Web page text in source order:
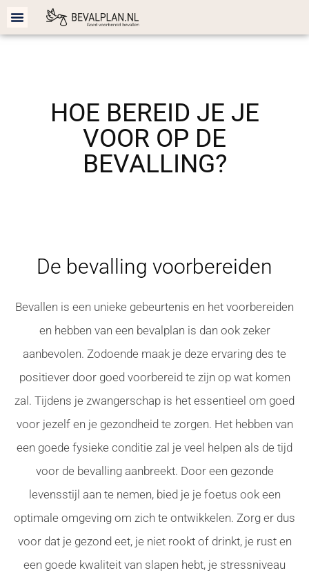
HOE BEREID JE JE
VOOR OP DE
BEVALLING?
De bevalling voorbereiden
Bevallen is een unieke gebeurtenis en het voorbereiden
en hebben van een bevalplan is dan ook zeker
aanbevolen. Zodoende maak je deze ervaring des te
positiever door goed voorbereid te zijn op wat komen
zal. Tijdens je zwangerschap is het essentieel om goed
voor jezelf en je gezondheid te zorgen. Het hebben van
een goede fysieke conditie zal je veel helpen als de tijd
voor de bevalling aanbreekt. Door een gezonde
levensstijl aan te nemen, bied je je foetus ook een
optimale omgeving om zich te ontwikkelen. Zorg er dus
voor dat je gezond eet, je niet rookt of drinkt, je rust en
een goede kwaliteit van slapen hebt, je stressniveau